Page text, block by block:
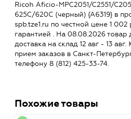
Ricoh Aficio-MPC2051/C2551/
625C/620C (черный) {A6319} в
spb.tze1.ru по честной цене 1
гарантией . На 08.08.2026 товар
доставка на склад 12 авг - 13
прием заказов в Санкт-
телефону 8 (812) 425-33-74.
Похожие товары